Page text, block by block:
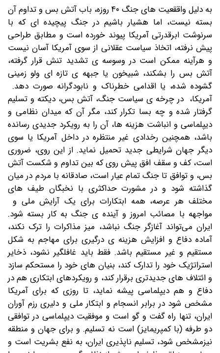
به دلیل واققعیت های جنگ ۴۰ روزه، باب آتش بس و تداوم آن
بسته نیست، اما هشیار باشیم در جنگ پیچیده ای که با
سرنوشت ابرقدرتی آمریکا پیوند خورده است و مطابق طراحی
پیش نرفته، اتخاذ سیاست عقلانی از سوی آمریکا آسان نیست
و هرآینه ممکن است در وسوسه ی تشدید تنش قرار گرفته،
آتش بس را بشکند، شبیخون یا جبهه ی تازه ای ولو زمینی
گشوده شده، یا اقدامی خطرناک و نابودگرانه صورت دهد.
آمریکا، در چرخه ی سیاست جنگ، آتش بس، دیکته و تسلیم
گرفتار شده و چه بسا تکرار کند، مگر آن که میدان نظامی و
دیپلماسی و انباشت هزینه ها، آن را به رویکرد جدیدی رسانده
باشد، همچنین رخدادی غیر منتظره در داخل آمریکا یا سوی
دیگر جهان شرایطی جدید تحمیل نماید. از این روی، ضروری
است، کف و سقف افق پیش روی که بین تداوم و شکست آتش
بس، و توافق تا جنگ تمام عیار است، صادقانه با مردم در میان
گذاشته شود و در مشورت حداکثری با نخبگان طیف های
مختلف هر عرصه، همه ابتکارات برای یک آرایش ملی و
مواجهه با مصائب امروز و آینده ی جنگ به کار بسته شود.
ایران می‌تواند آغازگر جنگ نباشد، میز مذاکرات را ترک نکند،
آماده دفاع و افزایش هزینه ی درگیری برای مهاجم به شکل
مستقیم و غیر مستقیم باشد. فقط باید غافلگیر نشود، ذخایر
استراتژیک خود را تدارک کند، بنیان های خود را مستحکم سازد
و ائتلاف های جدیدتری برقرار کند، و رویکردهای ابتکاری هم در
دفاع و هم دیپلماسی پیشه نماید، تا روزی که برای آمریکا
مشخص شود در برابر انسجام و ابتکار ملی و دلیری رزم آوران
ایران، تنها راه گفت و گو است و موفقیت دیپلماسی در توافقی
دو طرفه (با کمپریمایز) است نه تسلیم. و برای جهان و منطقه
نیزمشخص شود، تسلیم ناپذیری ایران، به نفع بشریت است و